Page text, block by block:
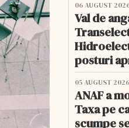
06 AUGUST
Val de
posturi
05 AUGUST 2026
ANAF a
Taxa pe
scumpe